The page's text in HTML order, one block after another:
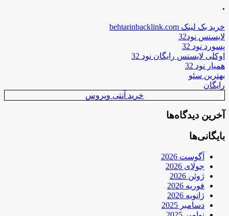
.
خرید بک لینک behtarinbacklink.com
لایسنس نود32
پسورد نود 32
اوکلی لایسنس رایگان نود 32
همیار نود 32
بهترین سئو
رایگان
خرید آنتی ویروس
آخرین دیدگاه‌ها
بایگانی‌ها
آگوست 2026
جولای 2026
ژوئن 2026
فوریه 2026
ژانویه 2026
دسامبر 2025